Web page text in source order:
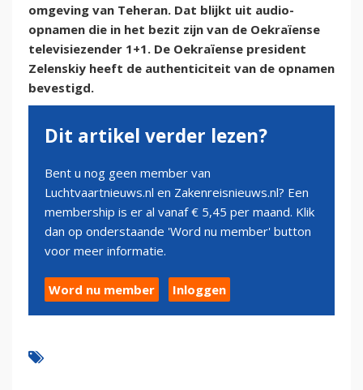
omgeving van Teheran. Dat blijkt uit audio-
opnamen die in het bezit zijn van de Oekraïense
televisiezender 1+1. De Oekraïense president
Zelenskiy heeft de authenticiteit van de opnamen
bevestigd.
Dit artikel verder lezen?
Bent u nog geen member van
Luchtvaartnieuws.nl en Zakenreisnieuws.nl? Een
membership is er al vanaf € 5,45 per maand. Klik
dan op onderstaande 'Word nu member' button
voor meer informatie.
Word nu member Inloggen